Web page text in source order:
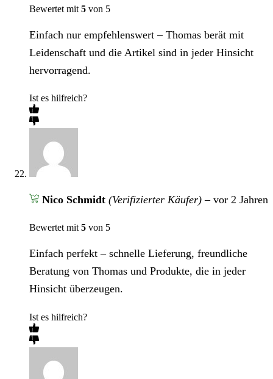
Bewertet mit 5 von 5
Einfach nur empfehlenswert – Thomas berät mit
Leidenschaft und die Artikel sind in jeder Hinsicht
hervorragend.
Ist es hilfreich?
Nico Schmidt (Verifizierter Käufer) – vor 2 Jahren
Bewertet mit5 von 5
Einfach perfekt – schnelle Lieferung, freundliche
Beratung von Thomas und Produkte, die in jeder
Hinsicht überzeugen.
Ist es hilfreich?